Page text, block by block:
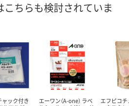
8月11日（火） 8月11日（火）
数量
カゴへ カ
こちらも検討されていま
ャック付き
エーワン（A-one） ラベ
エフピコ